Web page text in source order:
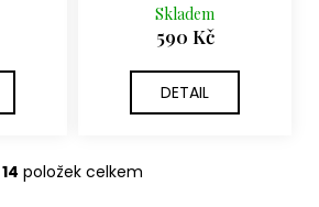
Skladem
590 Kč
DETAIL
O
14 položek celkem